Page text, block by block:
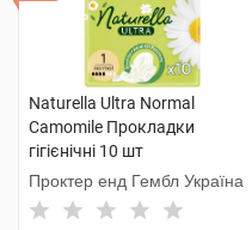
Naturella Ultra Normal
Camomile Прокладки
гігієнічні 10 шт
Проктер енд Гембл Україна